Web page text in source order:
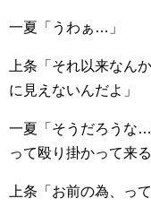
一夏「うわぁ…」
上条「それ以来なん
に見えないんだよ」
一夏「そうだろうな
って殴り掛かって来
上条「お前の為、っ